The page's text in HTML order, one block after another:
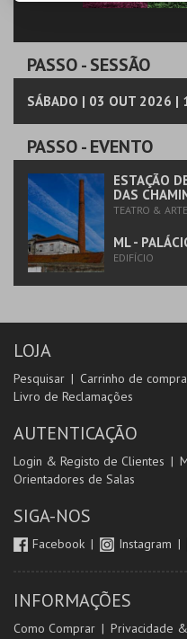
PASSO- SESSÃO
SÁBADO | 03 OUT 2026 |
PASSO- EVENTO
ESTAÇÃO
DAS
TEATRO &
ML -
EDIFÍCIO
LOJA
Pesquisar Carrinho de
Livro de Reclamações
AUTENTICAÇÃO
Login & Registo de Clientes
Orientadores de Salas
SIGA-NOS
Facebook Instagram
INFORMAÇÕES
Como Comprar Privacidade